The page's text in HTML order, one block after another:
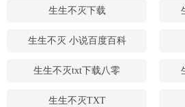
生生不灭下载
生生不灭 小说百度百科
生生不灭txt下载八零
生生不灭TXT